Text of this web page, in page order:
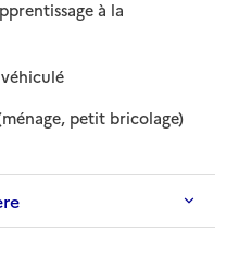
à la
: disponible
: non disponible
petit bricolage): disponible
: non